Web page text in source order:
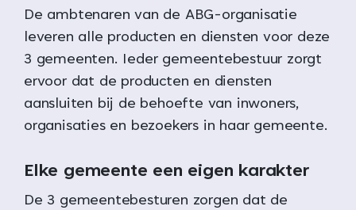
De ambtenaren van de ABG-organisatie
leveren alle producten en diensten voor deze
3 gemeenten. Ieder gemeentebestuur zorgt
ervoor dat de producten en diensten
aansluiten bij de behoefte van inwoners,
organisaties en bezoekers in haar gemeente.
Elke gemeente een eigen karakter
De 3 gemeentebesturen zorgen dat de